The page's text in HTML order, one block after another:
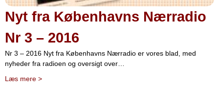
Nyt fra Københavns Nærradio
Nr 3 – 2016
Nr 3 – 2016 Nyt fra Københavns Nærradio er vores blad, med
nyheder fra radioen og oversigt over…
Læs mere >